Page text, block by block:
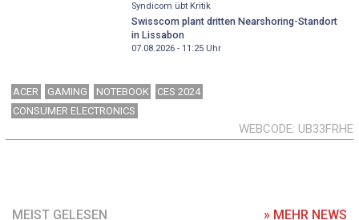
Syndicom übt Kritik
Swisscom plant dritten Nearshoring-Standort
in Lissabon
07.08.2026 - 11:25Uhr
ACER GAMING NOTEBOOK
CES 2024
CONSUMER ELECTRONICS
WEBCODE UB33FRHE
MEIST GELESEN » MEHR NEWS